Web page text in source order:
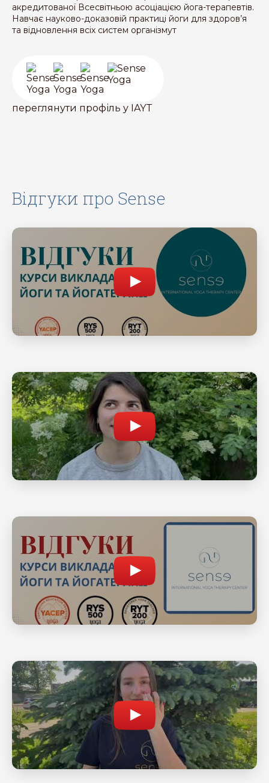
акредитованої Всесвітньою асоціацією йога-терапевтів.
Навчає науково-доказовій практиці йоги для здоров’я
та відновлення всіх систем організмут
переглянути профіль у IAYT
Відгуки про Sense